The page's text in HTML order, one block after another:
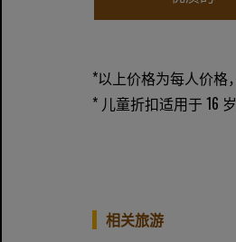
*以上价格为每人价格
* 儿童折扣适用于 16
相关旅游